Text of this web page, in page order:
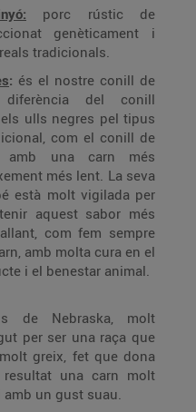
porc rústic de
genèticament i
tradicionals.
: és el nostre conill de
del conill
ulls negres pel tipus
com el conill de
amb una carn més
més lent. La seva
està molt vigilada per
aquest sabor més
com fem sempre
amb molta cura en el
i el benestar animal.
de Nebraska, molt
per ser una raça que
greix, fet que dona
una carn molt
amb un gust suau.